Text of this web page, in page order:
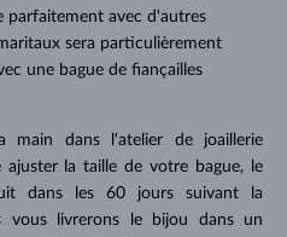
parfaitement avec d'autres
sera particulièrement
une bague de fiançailles
main dans l'atelier de joaillerie
ajuster la taille de votre bague, le
dans les 60 jours suivant la
vous livrerons le bijou dans un